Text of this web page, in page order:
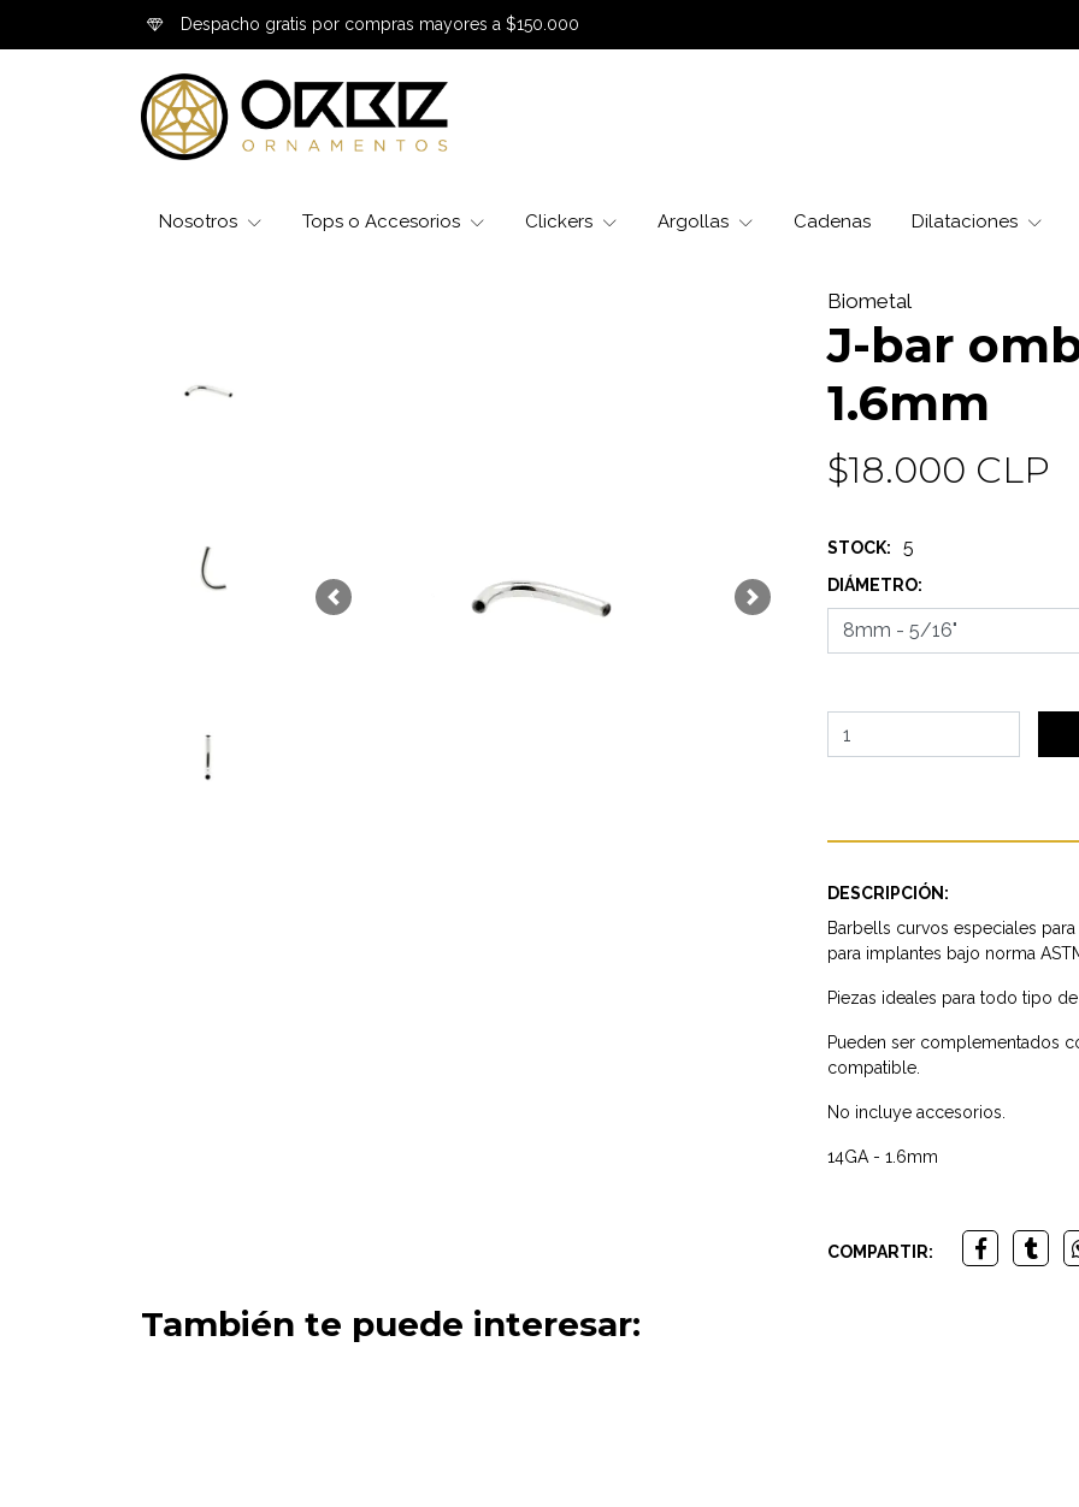
Despacho gratis por compras mayores a $150.000
Nosotros Tops o Accesorios Clickers Argollas Cadenas Dilataciones
Previous Next
Biometal
J-bar
1.6mm
$18.000 CLP
STOCK: 5
DIÁMETRO:
DESCRIPCIÓN:
Barbells curvos especiales
para implantes bajo norma
Piezas ideales para todo tipo
Pueden ser complementados
compatible.
No incluye accesorios.
14GA - 1.6mm
COMPARTIR:
También te puede interesar: